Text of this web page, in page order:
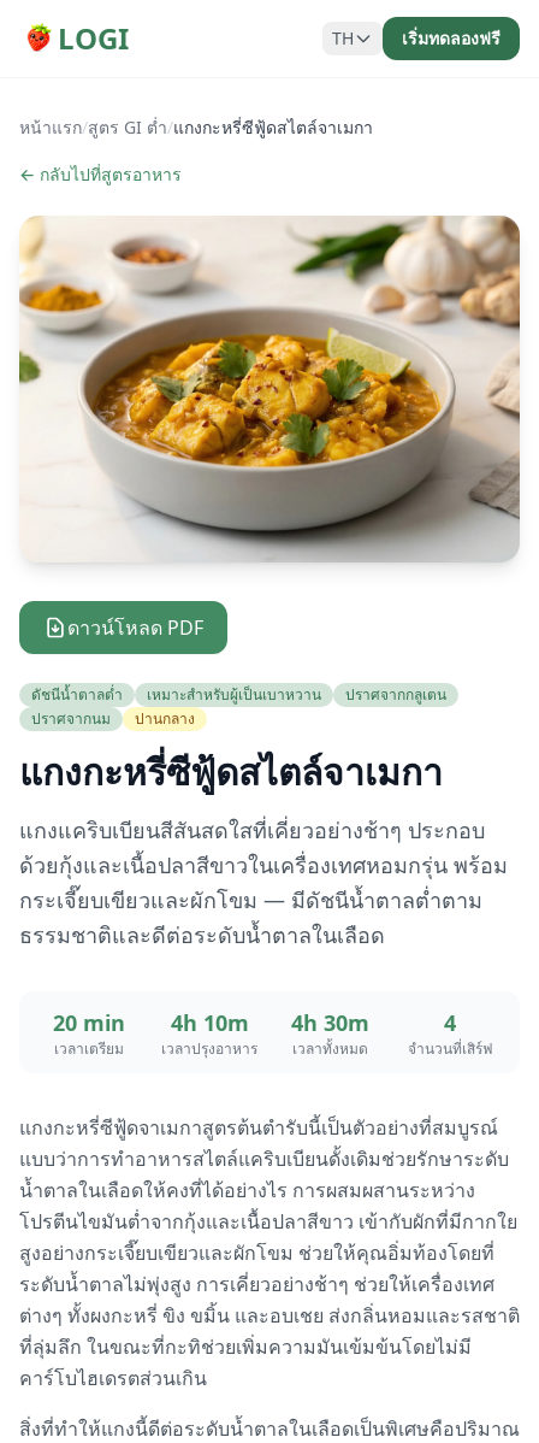
LOGI TH เริ่มทดลองฟรี
หน้าแรก/สูตร GI ต่ำ/แกงกะหรี่ซีฟู้ดสไตล์จาเมกา
← กลับไปที่สูตรอาหาร
ดาวน์โหลด PDF
ดัชนีน้ำตาลต่ำ เหมาะสำหรับผู้เป็นเบาหวาน
ปราศจากกลูเตน
ปราศจากนม
ปานกลาง
แกงกะหรี่ซีฟู้ดสไตล์จาเมกา
แกงแคริบเบียนสีสันสดใสที่เคี่ยวอย่างช้าๆ ประกอบ
ด้วยกุ้งและเนื้อปลาสีขาวในเครื่องเทศหอมกรุ่น พร้อม
กระเจี๊ยบเขียวและผักโขม — มีดัชนีน้ำตาลต่ำตาม
ธรรมชาติและดีต่อระดับน้ำตาลในเลือด
20 min
เวลาเตรียม
4h 10m
เวลาปรุงอาหาร
4h 30m
เวลาทั้งหมด
4
จำนวนที่เสิร์ฟ
แกงกะหรี่ซีฟู้ดจาเมกาสูตรต้นตำรับนี้เป็นตัวอย่างที่สมบูรณ์
แบบว่าการทำอาหารสไตล์แคริบเบียนดั้งเดิมช่วยรักษาระดับ
น้ำตาลในเลือดให้คงที่ได้อย่างไร การผสมผสานระหว่าง
โปรตีนไขมันต่ำจากกุ้งและเนื้อปลาสีขาว เข้ากับผักที่มีกากใย
สูงอย่างกระเจี๊ยบเขียวและผักโขม ช่วยให้คุณอิ่มท้องโดยที่
ระดับน้ำตาลไม่พุ่งสูง การเคี่ยวอย่างช้าๆ ช่วยให้เครื่องเทศ
ต่างๆ ทั้งผงกะหรี่ ขิง ขมิ้น และอบเชย ส่งกลิ่นหอมและรสชาติ
ที่ลุ่มลึก ในขณะที่กะทิช่วยเพิ่มความมันเข้มข้นโดยไม่มี
คาร์โบไฮเดรตส่วนเกิน
สิ่งที่ทำให้แกงนี้ดีต่อระดับน้ำตาลในเลือดเป็นพิเศษคือปริมาณ